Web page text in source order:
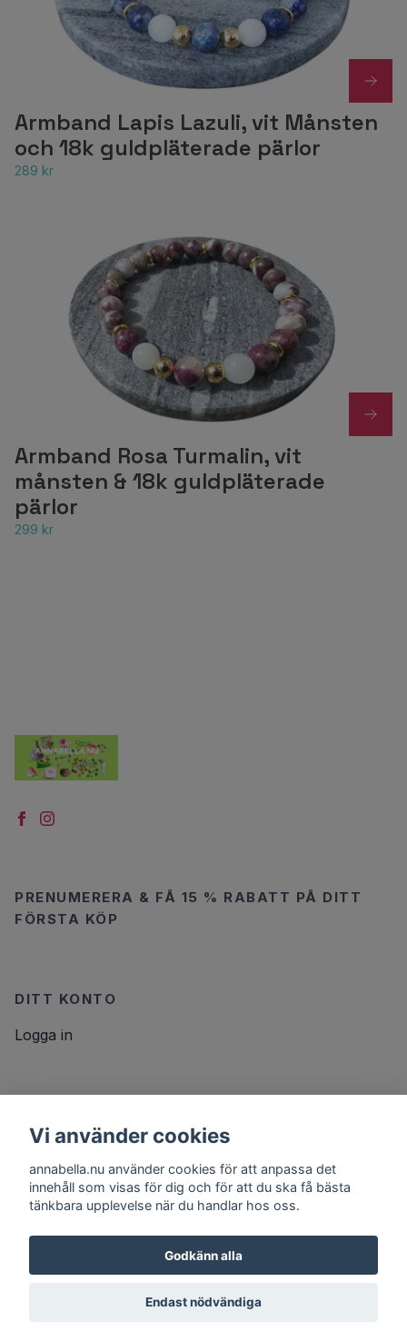
Armband Lapis Lazuli, vit Månsten
och 18k guldpläterade pärlor
289 kr
Armband Rosa Turmalin, vit
månsten & 18k guldpläterade
pärlor
299 kr
PRENUMERERA & FÅ 15 % RABATT PÅ DITT
FÖRSTA KÖP
DITT KONTO
Logga in
E-postadress
Powered by Quickbutik
Vi använder cookies
annabella.nu använder cookies för att anpassa det
innehåll som visas för dig och för att du ska få bästa
tänkbara upplevelse när du handlar hos oss.
Godkänn alla
Endast nödvändiga